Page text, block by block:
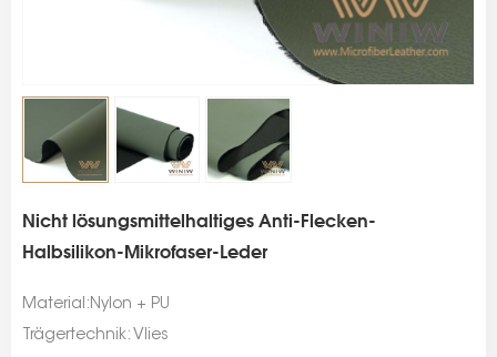
Nicht lösungsmittelhaltiges Anti-Flecken-
Halbsilikon-Mikrofaser-Leder
Material:Nylon + PU
Trägertechnik: Vlies